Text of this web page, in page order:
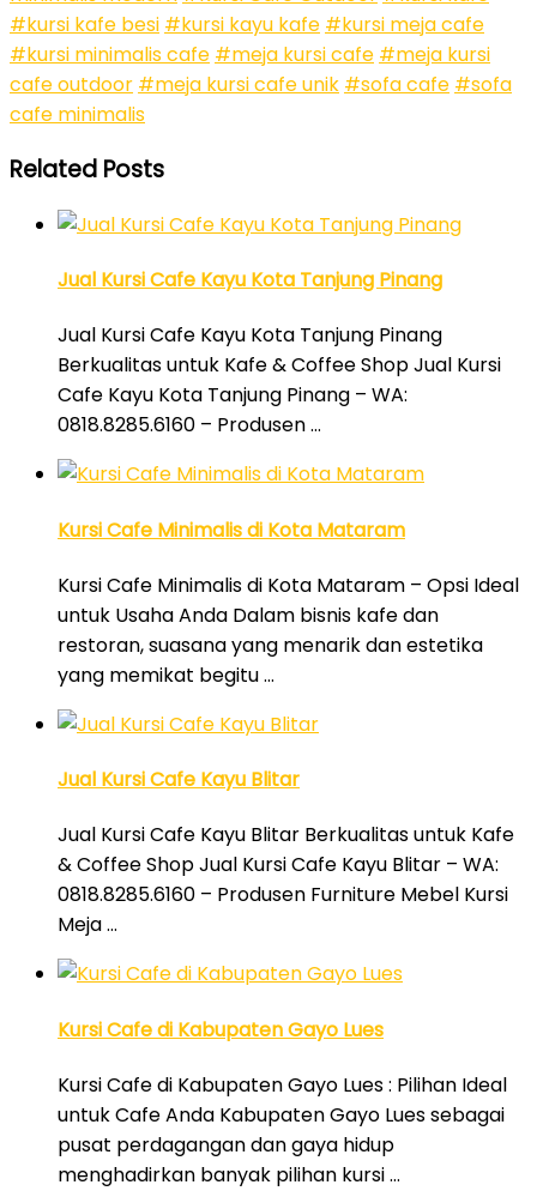
#kursi kafe besi #kursi kayu kafe #kursi meja cafe
#kursi minimalis cafe #meja kursi cafe #meja kursi
cafe outdoor #meja kursi cafe unik #sofa cafe #sofa
cafe minimalis
Related Posts
Jual Kursi Cafe Kayu Kota Tanjung Pinang
Jual Kursi Cafe Kayu Kota Tanjung Pinang
Berkualitas untuk Kafe & Coffee Shop Jual Kursi
Cafe Kayu Kota Tanjung Pinang – WA:
0818.8285.6160 – Produsen …
Kursi Cafe Minimalis di Kota Mataram
Kursi Cafe Minimalis di Kota Mataram – Opsi Ideal
untuk Usaha Anda Dalam bisnis kafe dan
restoran, suasana yang menarik dan estetika
yang memikat begitu …
Jual Kursi Cafe Kayu Blitar
Jual Kursi Cafe Kayu Blitar Berkualitas untuk Kafe
& Coffee Shop Jual Kursi Cafe Kayu Blitar – WA:
0818.8285.6160 – Produsen Furniture Mebel Kursi
Meja …
Kursi Cafe di Kabupaten Gayo Lues
Kursi Cafe di Kabupaten Gayo Lues : Pilihan Ideal
untuk Cafe Anda Kabupaten Gayo Lues sebagai
pusat perdagangan dan gaya hidup
menghadirkan banyak pilihan kursi …